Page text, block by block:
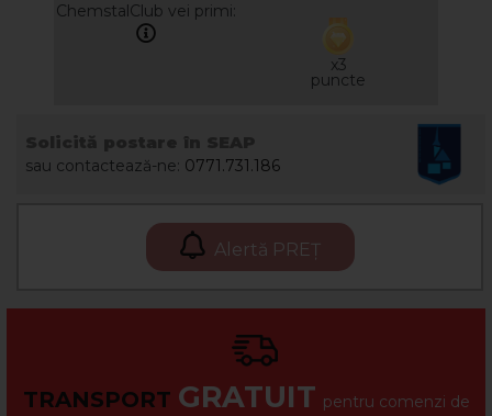
ChemstalClub vei primi:
x3
puncte
sau contactează-ne: 0771.731.186
Alertă PREȚ
TRANSPORT GRATUIT pentru comenzi de